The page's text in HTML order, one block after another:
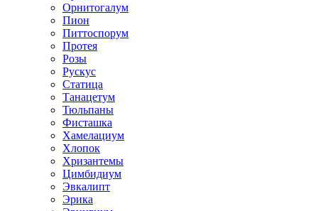
Орнитогалум
Пион
Питтоспорум
Протея
Розы
Рускус
Статица
Танацетум
Тюльпаны
Фисташка
Хамелациум
Хлопок
Хризантемы
Цимбидиум
Эвкалипт
Эрика